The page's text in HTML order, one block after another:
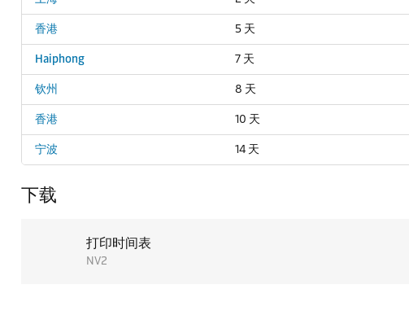
香港 5 天
Haiphong 7 天
钦州 8 天
香港 10 天
宁波 14 天
下载
打印时间表
NV2